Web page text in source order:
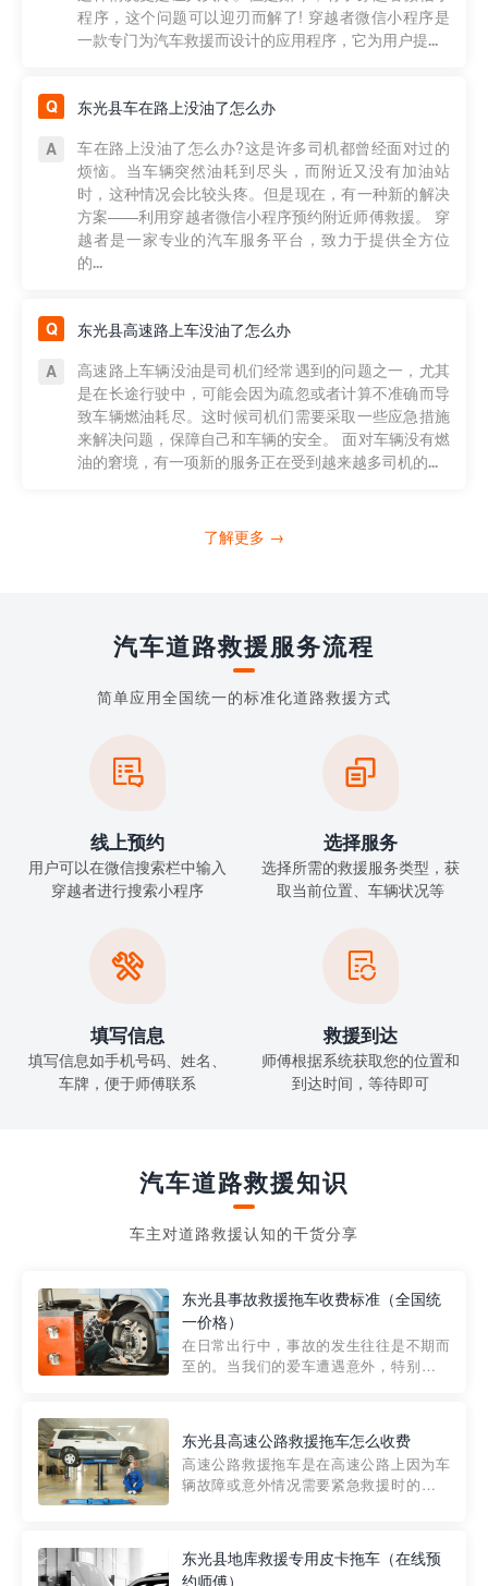
程序，这个问题可以迎刃而解了! 穿越者微信小程序是
一款专门为汽车救援而设计的应用程序，它为用户提...
东光县车在路上没油了怎么办
车在路上没油了怎么办?这是许多司机都曾经面对过的
烦恼。当车辆突然油耗到尽头，而附近又没有加油站
时，这种情况会比较头疼。但是现在，有一种新的解决
方案——利用穿越者微信小程序预约附近师傅救援。 穿
越者是一家专业的汽车服务平台，致力于提供全方位
的...
东光县高速路上车没油了怎么办
高速路上车辆没油是司机们经常遇到的问题之一，尤其
是在长途行驶中，可能会因为疏忽或者计算不准确而导
致车辆燃油耗尽。这时候司机们需要采取一些应急措施
来解决问题，保障自己和车辆的安全。 面对车辆没有燃
油的窘境，有一项新的服务正在受到越来越多司机的...
了解更多 →
汽车道路救援服务流程
简单应用全国统一的标准化道路救援方式

线上预约
用户可以在微信搜索栏中输入
穿越者进行搜索小程序

选择服务
选择所需的救援服务类型，获
取当前位置、车辆状况等

填写信息
填写信息如手机号码、姓名、
车牌，便于师傅联系

救援到达
师傅根据系统获取您的位置和
到达时间，等待即可
汽车道路救援知识
车主对道路救援认知的干货分享
东光县事故救援拖车收费标准（全国统
一价格）
在日常出行中，事故的发生往往是不期而
至的。当我们的爱车遭遇意外，特别是在
细解析一下市区事故救援拖车的收费标
准，以及在选用拖车服务时应注...
东光县高速公路救援拖车怎么收费
高速公路救援拖车是在高速公路上因为车
辆故障或意外情况需要紧急救援时的必备
路救援拖车的收费标准是由当地交通管理
东光县地库救援专用皮卡拖车（在线预
约师傅）